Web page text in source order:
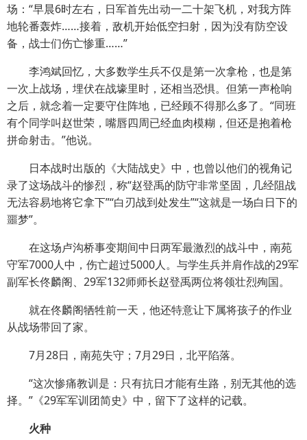
场：“早晨6时左右，日军首先出动一二十架飞机，对我方阵
地轮番轰炸……接着，敌机开始低空扫射，因为没有防空设
备，战士们伤亡惨重……”
李鸿斌回忆，大多数学生兵不仅是第一次拿枪，也是第
一次上战场，埋伏在战壕里时，还相当恐惧。但第一声枪响
之后，就念着一定要守住阵地，已经顾不得那么多了。“同班
有个同学叫赵世荣，嘴唇四周已经血肉模糊，但还是抱着枪
拼命射击。”他说。
日本战时出版的《大陆战史》中，也曾以他们的视角记
录了这场战斗的惨烈，称“赵登禹的防守非常坚固，几经阻战
无法容易地将它拿下”“白刃战到处发生”“这就是一场白日下的
噩梦”。
在这场卢沟桥事变期间中日两军最激烈的战斗中，南苑
守军7000人中，伤亡超过5000人。与学生兵并肩作战的29军
副军长佟麟阁、29军132师师长赵登禹两位将领壮烈殉国。
就在佟麟阁牺牲前一天，他还特意让下属将孩子的作业
从战场带回了家。
7月28日，南苑失守；7月29日，北平陷落。
“这次惨痛教训是：只有抗日才能有生路，别无其他的选
择。”《29军军训团简史》中，留下了这样的记载。
火种